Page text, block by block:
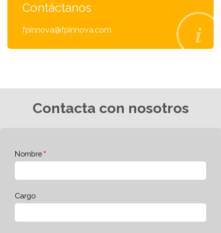
Contáctanos
fpinnova@fpinnova.com
Contacta con nosotros
Nombre
Cargo